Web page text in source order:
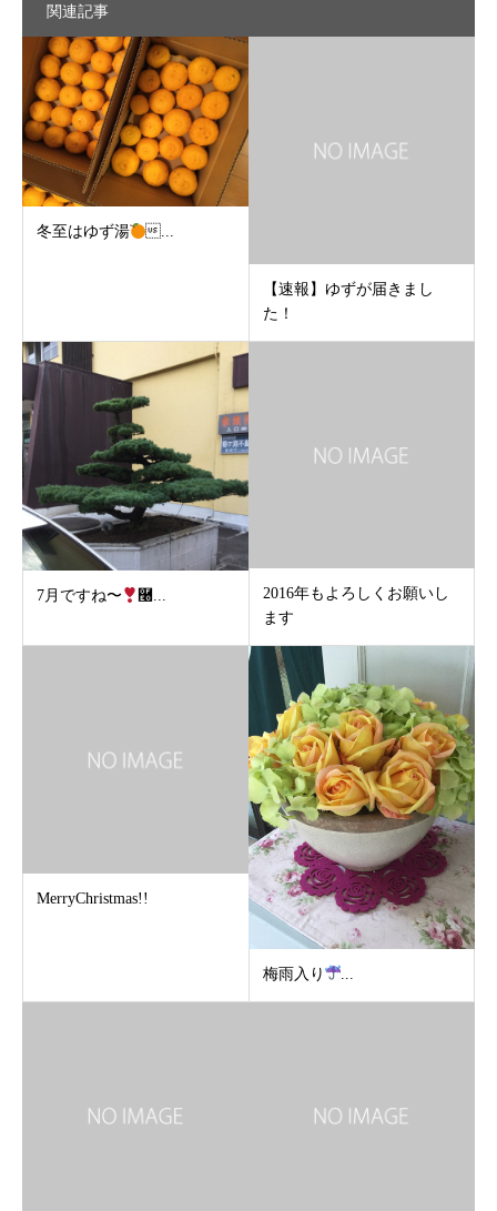
関連記事
冬至はゆず湯 ...
【速報】ゆずが届きまし
た！
7月ですね〜 ࿠...
2016年もよろしくお願いし
ます
MerryChristmas!!
梅雨入り ...